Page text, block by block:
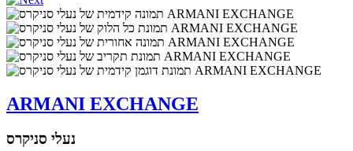
ARMANI EXCHANGE
נעלי סניקרס